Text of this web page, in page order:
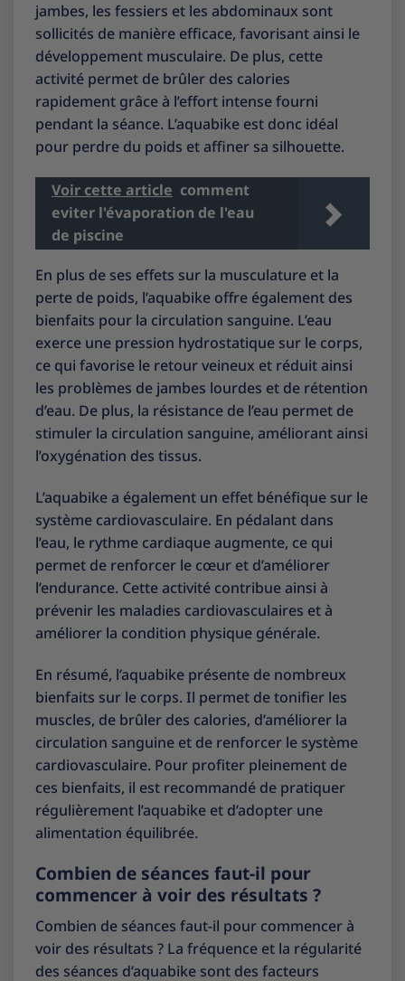
jambes, les fessiers et les abdominaux sont
sollicités de manière efficace, favorisant ainsi le
développement musculaire. De plus, cette
activité permet de brûler des calories
rapidement grâce à l’effort intense fourni
pendant la séance. L’aquabike est donc idéal
pour perdre du poids et affiner sa silhouette.
Voir cette article comment
eviter l'évaporation de l'eau
de piscine
En plus de ses effets sur la musculature et la
perte de poids, l’aquabike offre également des
bienfaits pour la circulation sanguine. L’eau
exerce une pression hydrostatique sur le corps,
ce qui favorise le retour veineux et réduit ainsi
les problèmes de jambes lourdes et de rétention
d’eau. De plus, la résistance de l’eau permet de
stimuler la circulation sanguine, améliorant ainsi
l’oxygénation des tissus.
L’aquabike a également un effet bénéfique sur le
système cardiovasculaire. En pédalant dans
l’eau, le rythme cardiaque augmente, ce qui
permet de renforcer le cœur et d’améliorer
l’endurance. Cette activité contribue ainsi à
prévenir les maladies cardiovasculaires et à
améliorer la condition physique générale.
En résumé, l’aquabike présente de nombreux
bienfaits sur le corps. Il permet de tonifier les
muscles, de brûler des calories, d’améliorer la
circulation sanguine et de renforcer le système
cardiovasculaire. Pour profiter pleinement de
ces bienfaits, il est recommandé de pratiquer
régulièrement l’aquabike et d’adopter une
alimentation équilibrée.
Combien de séances faut-il pour
commencer à voir des résultats ?
Combien de séances faut-il pour commencer à
voir des résultats ? La fréquence et la régularité
des séances d’aquabike sont des facteurs